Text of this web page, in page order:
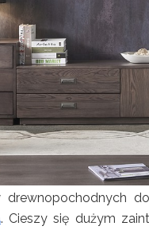
drewnopochodnych
. Cieszy się dużym